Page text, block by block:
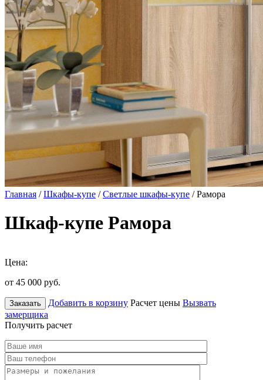
Главная /Шкафы-купе /Светлые шкафы-купе / Рамора
Шкаф-купе Рамора
Цена:
от 45 000 руб.
Заказать Добавить в корзину Расчет цены Вызвать
замерщика
Получить расчет